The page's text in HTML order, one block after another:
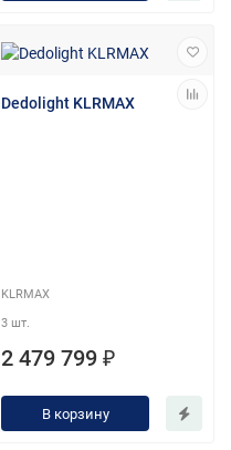
Dedolight KLRMAX
KLRMAX
3 шт.
2 479 799 ₽
В корзину